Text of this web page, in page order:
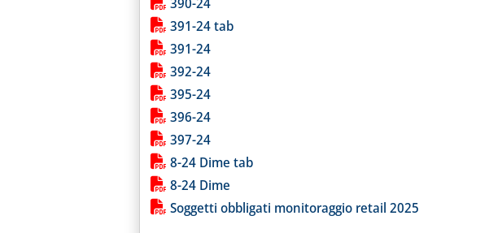
391-24 tab
391-24
392-24
395-24
396-24
397-24
8-24 Dime tab
8-24 Dime
Soggetti obbligati monitoraggio retail 2025